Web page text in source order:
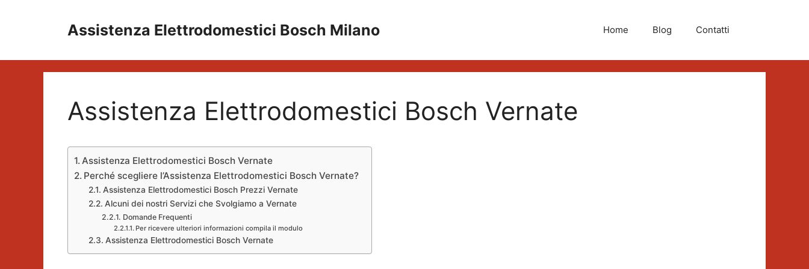
Assistenza Elettrodomestici Bosch Milano Home Blog Contatti
Assistenza Elettrodomestici Bosch Vernate
Assistenza Elettrodomestici Bosch Vernate
Perché scegliere l’Assistenza Elettrodomestici Bosch Vernate?
Assistenza Elettrodomestici Bosch Prezzi Vernate
Alcuni dei nostri Servizi che Svolgiamo a Vernate
Domande Frequenti
Per ricevere ulteriori informazioni compila il modulo
Assistenza Elettrodomestici Bosch Vernate